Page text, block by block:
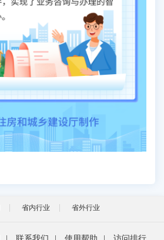
省内行业 省外行业